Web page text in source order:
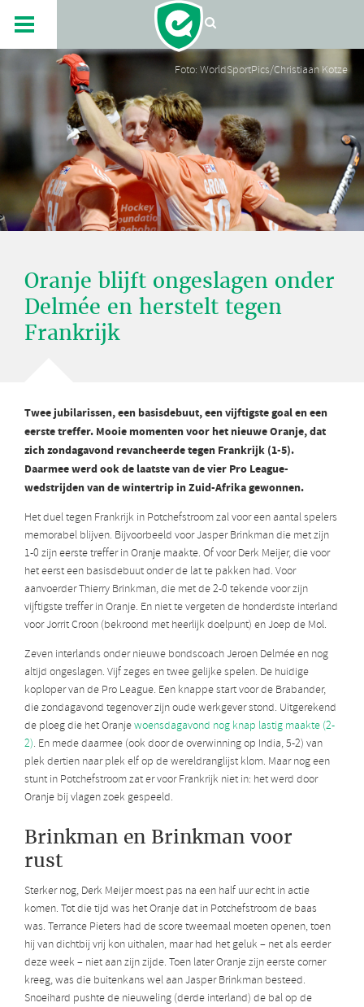
Foto: WorldSportPics/Christiaan Kotze
Oranje blijft ongeslagen onder
Delmée en herstelt tegen
Frankrijk
Twee jubilarissen, een basisdebuut, een vijftigste goal en een
eerste treffer. Mooie momenten voor het nieuwe Oranje, dat
zich zondagavond revancheerde tegen Frankrijk (1-5).
Daarmee werd ook de laatste van de vier Pro League-
wedstrijden van de wintertrip in Zuid-Afrika gewonnen.
Het duel tegen Frankrijk in Potchefstroom zal voor een aantal spelers
memorabel blijven. Bijvoorbeeld voor Jasper Brinkman die met zijn
1-0 zijn eerste treffer in Oranje maakte. Of voor Derk Meijer, die voor
het eerst een basisdebuut onder de lat te pakken had. Voor
aanvoerder Thierry Brinkman, die met de 2-0 tekende voor zijn
vijftigste treffer in Oranje. En niet te vergeten de honderdste interland
voor Jorrit Croon (bekroond met heerlijk doelpunt) en Joep de Mol.
Zeven interlands onder nieuwe bondscoach Jeroen Delmée en nog
altijd ongeslagen. Vijf zeges en twee gelijke spelen. De huidige
koploper van de Pro League. Een knappe start voor de Brabander,
die zondagavond tegenover zijn oude werkgever stond. Uitgerekend
de ploeg die het Oranjewoensdagavond nog knap lastig maakte (2-
2). En mede daarmee (ook door de overwinning op India, 5-2) van
plek dertien naar plek elf op de wereldranglijst klom. Maar nog een
stunt in Potchefstroom zat er voor Frankrijk niet in: het werd door
Oranje bij vlagen zoek gespeeld.
Brinkman en Brinkman voor
rust
Sterker nog, Derk Meijer moest pas na een half uur echt in actie
komen. Tot die tijd was het Oranje dat in Potchefstroom de baas
was. Terrance Pieters had de score tweemaal moeten openen, toen
hij van dichtbij vrij kon uithalen, maar had het geluk – net als eerder
deze week – niet aan zijn zijde. Toen later Oranje zijn eerste corner
kreeg, was die buitenkans wel aan Jasper Brinkman besteed.
Snoeihard pushte de nieuweling (derde interland) de bal op de